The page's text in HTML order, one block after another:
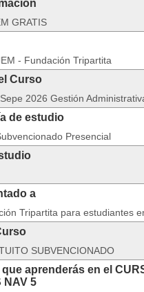
GRATIS
- Fundación Tripartita
Curso
2026 Gestión
de estudio
Presencial
a
Tripartita para estudiantes
SUBVENCIONADO
aprenderás en el
NAV 5